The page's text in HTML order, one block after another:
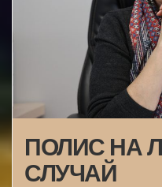
ПОЛИС НА
СЛУЧАЙ